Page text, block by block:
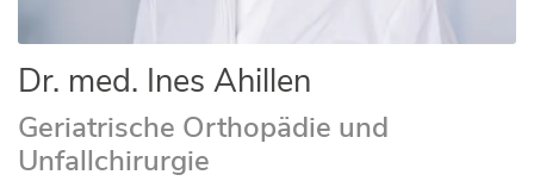
Dr. med. Ines Ahillen
Geriatrische Orthopädie und
Unfallchirurgie